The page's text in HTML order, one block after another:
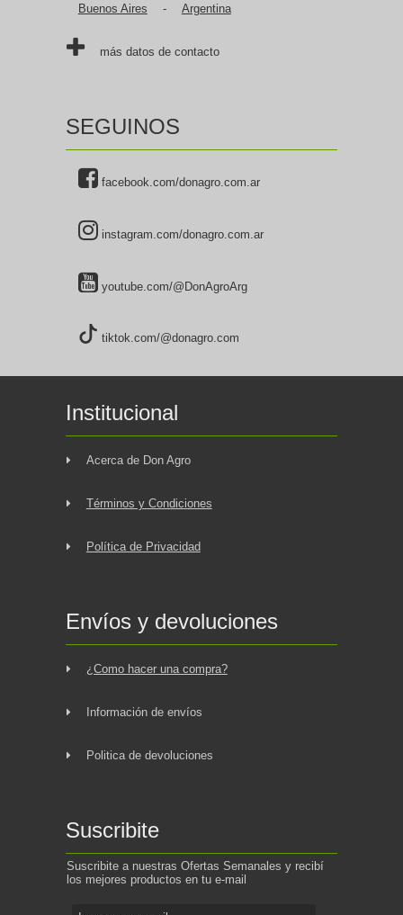
Buenos Aires - Argentina
más datos de contacto
SEGUINOS
facebook.com/donagro.com.ar
instagram.com/donagro.com.ar
youtube.com/@DonAgroArg
tiktok.com/@donagro.com
Institucional
Acerca de Don Agro
Términos y Condiciones
Política de Privacidad
Envíos y devoluciones
¿Como hacer una compra?
Información de envíos
Politica de devoluciones
Suscribite
Suscribite a nuestras Ofertas Semanales y recibí
los mejores productos en tu e-mail